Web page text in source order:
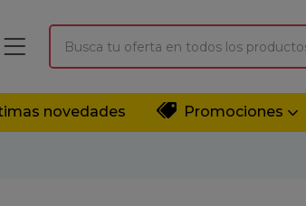
novedades Promociones